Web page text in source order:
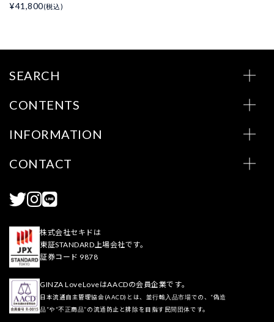
¥41,800(税込)
SEARCH
CONTENTS
INFORMATION
CONTACT
株式会社セキドは
東証STANDARD上場会社です。
証券コード 9878
GINZA LoveLoveはAACDの会員企業です。
日本流通自主管理協会(AACD)とは、並行輸入品市場での、“偽造
品”や“不正商品”の流通防止と排除を目指す民間団体です。